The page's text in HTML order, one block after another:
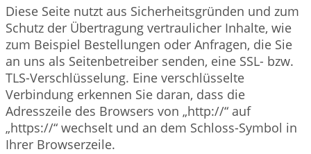
Diese Seite nutzt aus Sicherheitsgründen und zum
Schutz der Übertragung vertraulicher Inhalte, wie
zum Beispiel Bestellungen oder Anfragen, die Sie
an uns als Seitenbetreiber senden, eine SSL- bzw.
TLS-Verschlüsselung. Eine verschlüsselte
Verbindung erkennen Sie daran, dass die
Adresszeile des Browsers von „http://“ auf
„https://“ wechselt und an dem Schloss-Symbol in
Ihrer Browserzeile.